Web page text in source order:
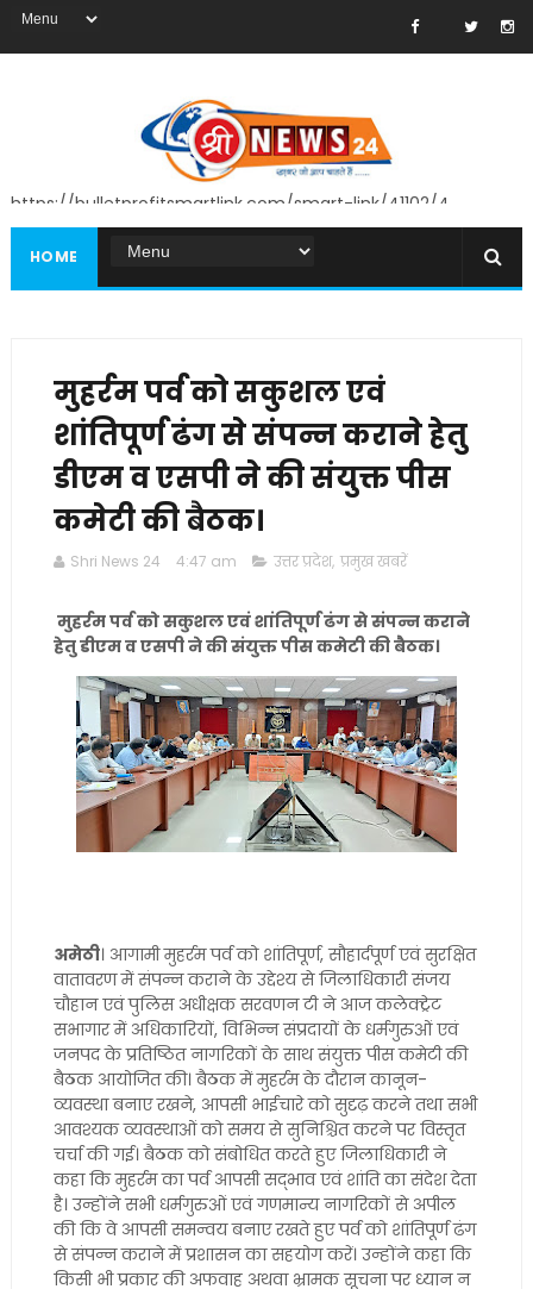
https://bulletprofitsmartlink.com/smart-link/41102/4
HOME
मुहर्रम पर्व को सकुशल एवं
शांतिपूर्ण ढंग से संपन्न कराने हेतु
डीएम व एसपी ने की संयुक्त पीस
कमेटी की बैठक।
Shri News 24 4:47 am उत्तर प्रदेश, प्रमुख खबरें
मुहर्रम पर्व को सकुशल एवं शांतिपूर्ण ढंग से संपन्न कराने
हेतु डीएम व एसपी ने की संयुक्त पीस कमेटी की बैठक।
अमेठी। आगामी मुहर्रम पर्व को शांतिपूर्ण, सौहार्दपूर्ण एवं सुरक्षित
वातावरण में संपन्न कराने के उद्देश्य से जिलाधिकारी संजय
चौहान एवं पुलिस अधीक्षक सरवणन टी ने आज कलेक्ट्रेट
सभागार में अधिकारियों, विभिन्न संप्रदायों के धर्मगुरुओं एवं
जनपद के प्रतिष्ठित नागरिकों के साथ संयुक्त पीस कमेटी की
बैठक आयोजित की। बैठक में मुहर्रम के दौरान कानून-
व्यवस्था बनाए रखने, आपसी भाईचारे को सुदृढ़ करने तथा सभी
आवश्यक व्यवस्थाओं को समय से सुनिश्चित करने पर विस्तृत
चर्चा की गई। बैठक को संबोधित करते हुए जिलाधिकारी ने
कहा कि मुहर्रम का पर्व आपसी सद्भाव एवं शांति का संदेश देता
है। उन्होंने सभी धर्मगुरुओं एवं गणमान्य नागरिकों से अपील
की कि वे आपसी समन्वय बनाए रखते हुए पर्व को शांतिपूर्ण ढंग
से संपन्न कराने में प्रशासन का सहयोग करें। उन्होंने कहा कि
किसी भी प्रकार की अफवाह अथवा भ्रामक सूचना पर ध्यान न